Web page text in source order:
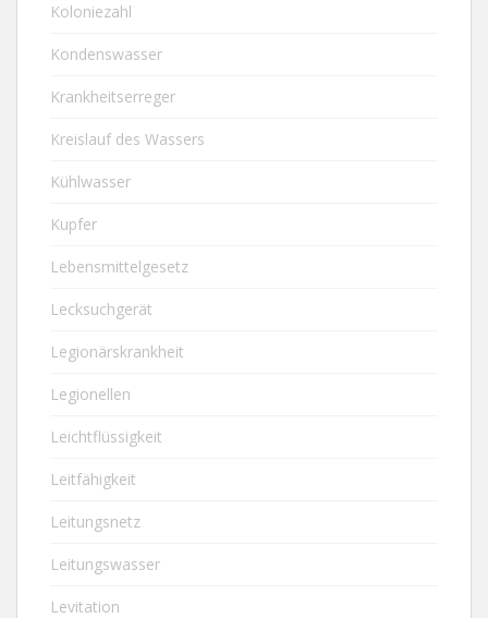
Koloniezahl
Kondenswasser
Krankheitserreger
Kreislauf des Wassers
Kühlwasser
Kupfer
Lebensmittelgesetz
Lecksuchgerät
Legionärskrankheit
Legionellen
Leichtflüssigkeit
Leitfähigkeit
Leitungsnetz
Leitungswasser
Levitation